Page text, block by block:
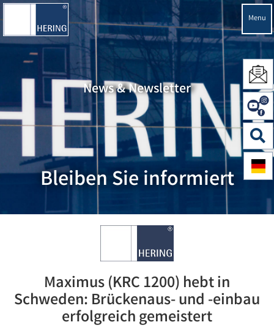
Menu
News & Newsletter
Bleiben Sie informiert
Maximus (KRC 1200) hebt in
Schweden: Brückenaus- und -einbau
erfolgreich gemeistert